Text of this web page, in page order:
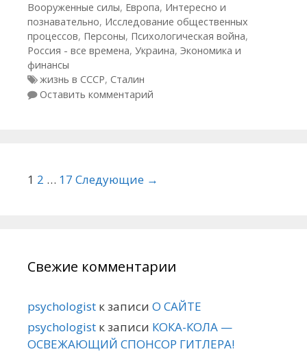
Вооруженные силы, Европа, Интересно и
познавательно, Исследование общественных
процессов, Персоны, Психологическая война,
Россия - все времена, Украина, Экономика и
финансы
Метки
жизнь в СССР, Сталин
Оставить комментарий
Навигация по статьям
1 2 … 17 Следующие →
Свежие комментарии
psychologist к записи О САЙТЕ
psychologist к записи КОКА-КОЛА —
ОСВЕЖАЮЩИЙ СПОНСОР ГИТЛЕРА!